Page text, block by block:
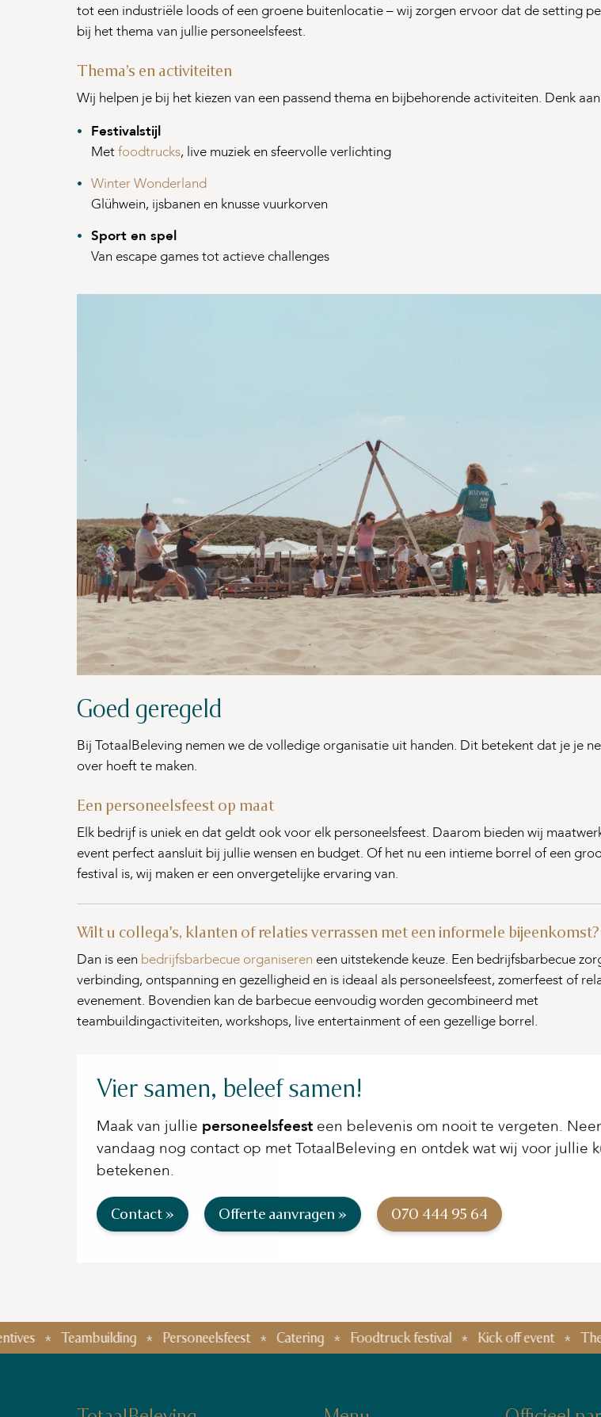
tot een industriële loods of een groene buitenlocatie – wij zorgen ervoor dat de setting
bij het thema van jullie personeelsfeest.
Thema’s en activiteiten
Wij helpen je bij het kiezen van een passend thema en bijbehorende activiteiten. Denk
Festivalstijl
Metfoodtrucks, live muziek en sfeervolle verlichting
Winter Wonderland
Glühwein, ijsbanen en knusse vuurkorven
Sport en spel
Van escape games tot actieve challenges
Goed geregeld
Bij TotaalBeleving nemen we de volledige organisatie uit handen. Dit betekent dat je je
over hoeft te maken.
Een personeelsfeest op maat
Elk bedrijf is uniek en dat geldt ook voor elk personeelsfeest. Daarom bieden wij
event perfect aansluit bij jullie wensen en budget. Of het nu een intieme borrel of een
festival is, wij maken er een onvergetelijke ervaring van.
Wilt u collega's, klanten of relaties verrassen met een informele bijeenkomst?
Dan is een bedrijfsbarbecue organiseren een uitstekende keuze. Een bedrijfsbarbecue
verbinding, ontspanning en gezelligheid en is ideaal als personeelsfeest, zomerfeest of
evenement. Bovendien kan de barbecue eenvoudig worden gecombineerd met
teambuildingactiviteiten, workshops, live entertainment of een gezellige borrel.
Vier samen, beleef samen!
Maak van jullie personeelsfeest een belevenis om nooit te vergeten.
vandaag nog contact op met TotaalBeleving en ontdek wat wij voor jullie
betekenen.
Contact » Offerte aanvragen » 070 444 95 64
Teambuilding Personeelsfeest Catering Foodtruck festival Kick off event Themafeest